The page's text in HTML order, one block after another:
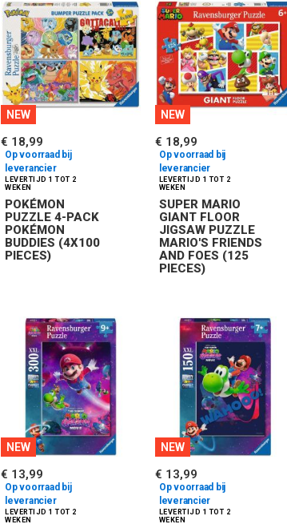
NEW
POKÉMON
PUZZLE 4-PACK
POKÉMON
BUDDIES (4X100
PIECES)
€ 18,99
Op voorraad bij
leverancier
NEW
SUPER MARIO
GIANT FLOOR
JIGSAW PUZZLE
MARIO'S FRIENDS
AND FOES (125
PIECES)
€ 18,99
Op voorraad bij
leverancier
NEW
€ 13,99
Op voorraad bij
leverancier
NEW
€ 13,99
Op voorraad bij
leverancier